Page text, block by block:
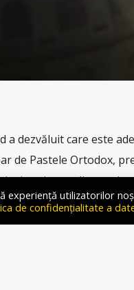
a dezvăluit care este
de Pastele Ortodox,
minuni, sau,
dovadă clară a
experiență utilizatorilor
de confidențialitate a